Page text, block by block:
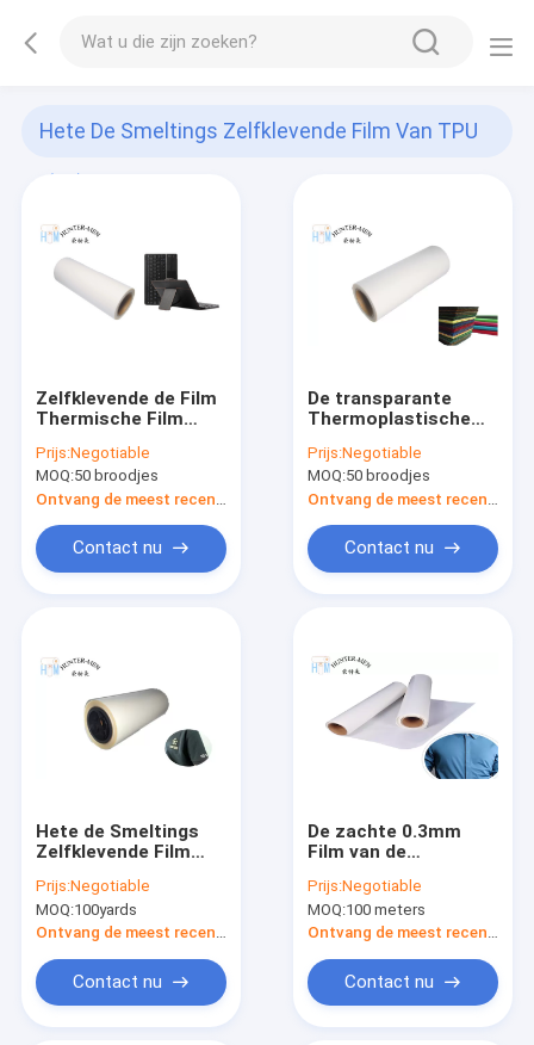
Hete De Smeltings Zelfklevende Film Van TPU
Zelfklevende de Film
Thermische Film
polyurethaan Hete
Smelting voor ABS en
Leer
Prijs:Negotiable
MOQ:50 broodjes
Contact nu
De transparante
Thermoplastische
Breedte van
Polyurethaanfilm
Prijs:Negotiable
MOQ:50 broodjes
Contact nu
Hete de Smeltings
Zelfklevende Film
Min Melt Flow van
100mic TPU
Prijs:Negotiable
MOQ:100yards
Contact nu
De zachte 0.3mm
Film van de
Smelting voor
Stoffen100m/Broodje
Prijs:Negotiable
MOQ:100 meters
Contact nu